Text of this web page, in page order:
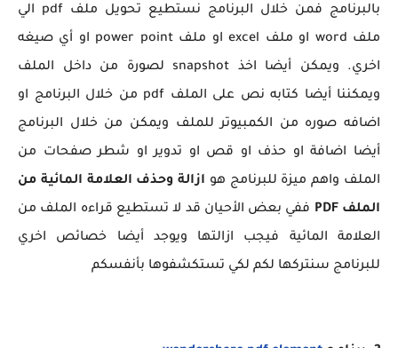
بالبرنامج فمن خلال البرنامج نستطيع تحويل ملف pdf الي
ملف word او ملف excel او ملف power point او أي صيغه
اخري. ويمكن أيضا اخذ snapshot لصورة من داخل الملف
ويمكننا أيضا كتابه نص على الملف pdf من خلال البرنامج او
اضافه صوره من الكمبيوتر للملف ويمكن من خلال البرنامج
أيضا اضافة او حذف او قص او تدوير او شطر صفحات من
الملف واهم ميزة للبرنامج هو ازالة وحذف العلامة المائية من
الملف PDF ففي بعض الأحيان قد لا تستطيع قراءه الملف من
العلامة المائية فيجب ازالتها ويوجد أيضا خصائص اخري
للبرنامج سنتركها لكم لكي تستكشفوها بأنفسكم